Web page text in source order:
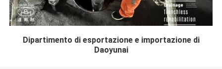
Dipartimento di esportazione e importazione di
Daoyunai